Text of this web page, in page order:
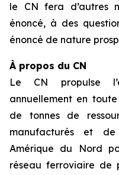
le CN fera d’autres
énoncé, à des
énoncé de nature
À propos du CN
Le CN propulse
annuellement en
de tonnes de
manufacturés et
Amérique du Nord
réseau ferroviaire de